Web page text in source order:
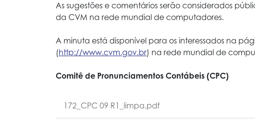
As sugestões e comentários serão considerados
da CVM na rede mundial de computadores.
A minuta está disponível para os interessados na
(http://www.cvm.gov.br) na rede mundial de
Comitê de Pronunciamentos Contábeis (CPC)
172_CPC 09 R1_limpa.pdf